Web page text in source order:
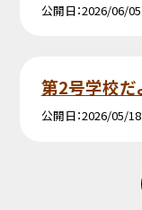
公開日 2026/06/05
第2号学校だ
公開日 2026/05/18